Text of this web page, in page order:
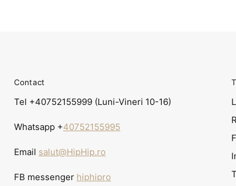
Contact
Tel +40752155999 (Luni-Vineri 10-16)
Whatsapp +40752155995
Email salut@HipHip.ro
FB messenger hiphipro